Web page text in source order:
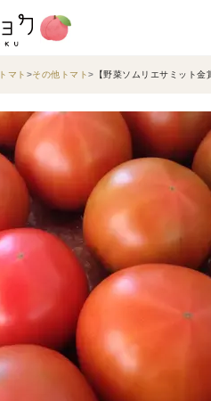
トマト その他トマト 【野菜ソムリエサミット